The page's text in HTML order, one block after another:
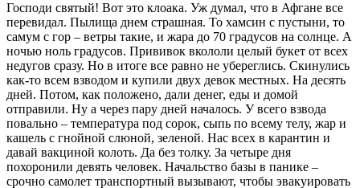
Господи святый! Вот это клоака. Уж думал, что в Афгане все
перевидал. Пылища днем страшная. То хамсин с пустыни, то
самум с гор – ветры такие, и жара до 70 градусов на солнце. А
ночью ноль градусов. Прививок вкололи целый букет от всех
недугов сразу. Но в итоге все равно не убереглись. Скинулись
как-то всем взводом и купили двух девок местных. На десять
дней. Потом, как положено, дали денег, еды и домой
отправили. Ну а через пару дней началось. У всего взвода
повально – температура под сорок, сыпь по всему телу, жар и
кашель с гнойной слюной, зеленой. Нас всех в карантин и
давай вакциной колоть. Да без толку. За четыре дня
похоронили девять человек. Начальство базы в панике –
срочно самолет транспортный вызывают, чтобы эвакуировать